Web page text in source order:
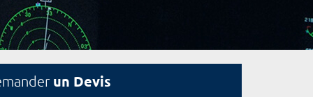
un Devis